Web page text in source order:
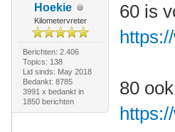
Hoekie
Kilometervreter
Berichten: 2.406
Topics: 138
Lid sinds: May 2018
Bedankt: 8785
3991 x bedankt in
1850 berichten
60 is
80